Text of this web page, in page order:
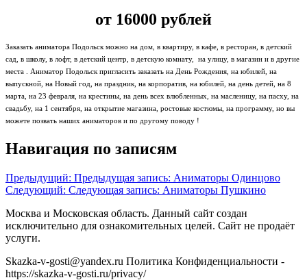
от 16000 рублей
Заказать аниматора Подольск можно на дом, в квартиру, в кафе, в ресторан, в детский
сад, в школу, в лофт, в детский центр, в детскую комнату, на улицу, в магазин и в другие
места . Аниматор Подольск пригласить заказать на День Рождения, на юбилей, на
выпускной, на Новый год, на праздник, на корпоратив, на юбилей, на день детей, на 8
марта, на 23 февраля, на крестины, на день всех влюбленных, на масленицу, на пасху, на
свадьбу, на 1 сентября, на открытие магазина, ростовые костюмы, на программу, но вы
можете позвать наших аниматоров и по другому поводу !
Навигация по записям
Предыдущий: Предыдущая запись: Аниматоры Одинцово
Следующий: Следующая запись: Аниматоры Пушкино
Москва и Московская область. Данный сайт создан
исключительно для ознакомительных целей. Сайт не продаёт
услуги.
Skazka-v-gosti@yandex.ru Политика Конфиденциальности -
https://skazka-v-gosti.ru/privacy/